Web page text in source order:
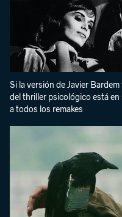
Si la versión de Javier
del thriller psicológico está
a todos los remakes